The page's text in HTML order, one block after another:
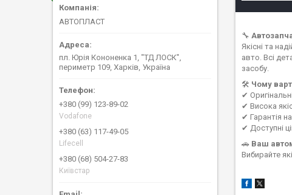
🔧
Якісні та
авто. Всі
засобу.
🛠 Чому
✔
✔ Висока
✔ Гарантія
✔ Доступні
🚗 Ваш
Вибирайте
АВТОПЛАСТ
пл. Юрія Кононенка 1, "ТД ЛОСК",
периметр 109, Харків, Україна
+380 (99) 123-89-02
Vodafone
+380 (63) 117-49-05
Lifecell
+380 (68) 504-27-83
Київстар